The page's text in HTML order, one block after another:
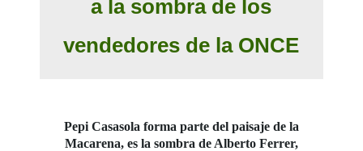
a la sombra de los
vendedores de la ONCE
Pepi Casasola forma parte del paisaje de la
Macarena, es la sombra de Alberto Ferrer,